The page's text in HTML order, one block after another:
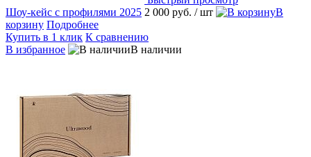
Шоу-кейс с профилями 2025 2 000 руб. / шт
В
корзину Подробнее
Купить в 1 клик К сравнению
В избранное
В наличии